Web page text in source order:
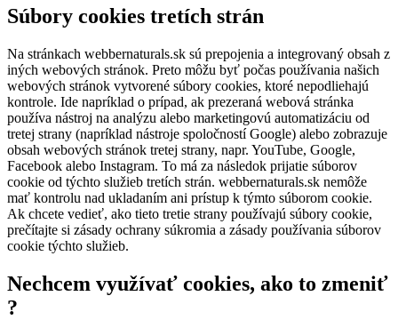
Súbory cookies tretích strán
Na stránkach webbernaturals.sk sú prepojenia a integrovaný obsah z
iných webových stránok. Preto môžu byť počas používania našich
webových stránok vytvorené súbory cookies, ktoré nepodliehajú
kontrole. Ide napríklad o prípad, ak prezeraná webová stránka
používa nástroj na analýzu alebo marketingovú automatizáciu od
tretej strany (napríklad nástroje spoločností Google) alebo zobrazuje
obsah webových stránok tretej strany, napr. YouTube, Google,
Facebook alebo Instagram. To má za následok prijatie súborov
cookie od týchto služieb tretích strán. webbernaturals.sk nemôže
mať kontrolu nad ukladaním ani prístup k týmto súborom cookie.
Ak chcete vedieť, ako tieto tretie strany používajú súbory cookie,
prečítajte si zásady ochrany súkromia a zásady používania súborov
cookie týchto služieb.
Nechcem využívať cookies, ako to zmeniť
?